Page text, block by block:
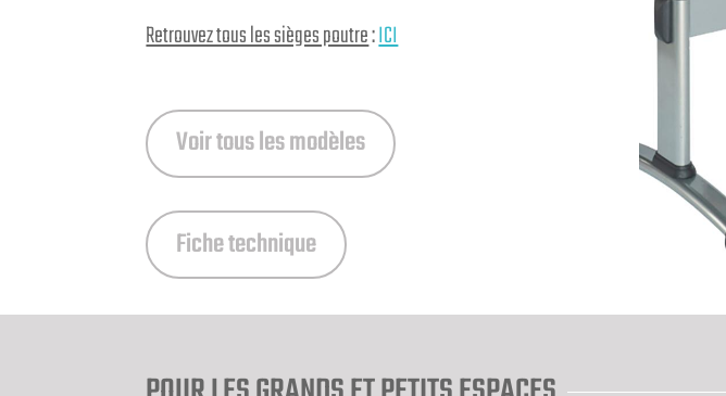
Retrouvez tous les sièges poutre:ICI
Voir tous les modèles
Fiche technique